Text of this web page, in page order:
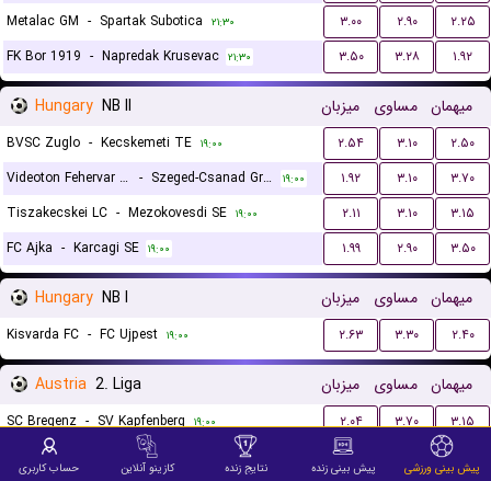
Metalac GM - Spartak Subotica ۲۱:۳۰ ۳.۰۰ ۲.۹۰
۲.۲۵
FK Bor 1919 - Napredak Krusevac ۲۱:۳۰ ۳.۵۰ ۳.۲۸ ۱.۹۲
Hungary NB II میزبان مساوی میهمان
BVSC Zuglo - Kecskemeti TE ۱۹:۰۰ ۲.۵۴ ۳.۱۰
۲.۵۰
Videoton Fehervar FC - Szeged-Csanad Grosics ۱۹:۰۰ ۱.۹۲ ۳.۱۰
۳.۷۰
Tiszakecskei LC - Mezokovesdi SE ۱۹:۰۰ ۲.۱۱ ۳.۱۰
۳.۱۵
FC Ajka - Karcagi SE ۱۹:۰۰ ۱.۹۹ ۲.۹۰ ۳.۵۰
Hungary NB I میزبان مساوی میهمان
Kisvarda FC - FC Ujpest ۱۹:۰۰ ۲.۶۳ ۳.۳۰ ۲.۴۰
Austria 2. Liga میزبان مساوی میهمان
SC Bregenz-SV Kapfenberg ۱۹:۰۰ ۲.۰۴ ۳.۷۰
۳.۱۵
SV Austria Salzburg
- ۳.۰۰ ۲.۲۵
پیش بینی ورزشی پیش بینی زنده نتایج زنده کازینو آنلاین حساب کاربری